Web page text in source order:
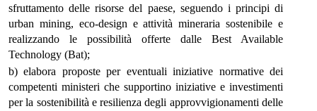
sfruttamento delle risorse del paese, seguendo i principi di
urban mining, eco-design e attività mineraria sostenibile e
realizzando le possibilità offerte dalle Best Available
Technology (Bat);
b) elabora proposte per eventuali iniziative normative dei
competenti ministeri che supportino iniziative e investimenti
per la sostenibilità e resilienza degli approvvigionamenti delle